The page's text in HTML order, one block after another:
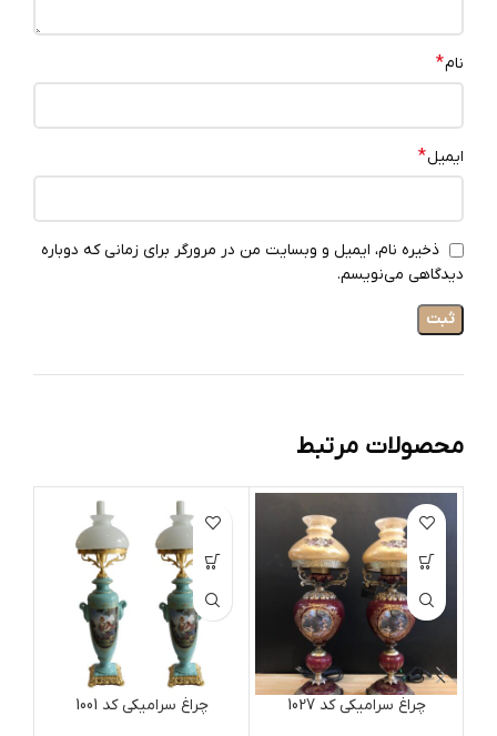
نام*
ایمیل*
ذخیره نام، ایمیل و وبسایت من در مرورگر برای زمانی که دوباره
دیدگاهی می‌نویسم.
محصولات مرتبط
چراغ سرامیکی کد 1027 چراغ سرامیکی کد 1001